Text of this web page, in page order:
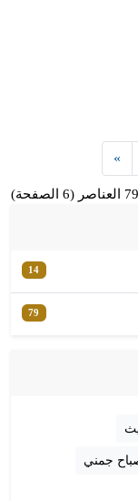
»
14
79
جمني